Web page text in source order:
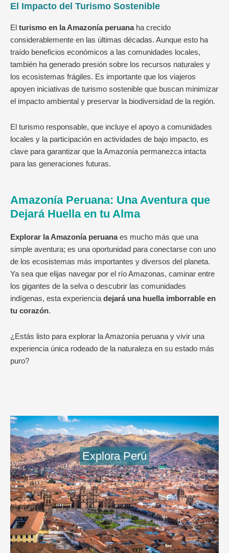
El Impacto del Turismo Sostenible
El turismo en la Amazonía peruanaha crecido
considerablemente en las últimas décadas. Aunque esto ha
traído beneficios económicos a las comunidades locales,
también ha generado presión sobre los recursos naturales y
los ecosistemas frágiles. Es importante que los viajeros
apoyen iniciativas de turismo sostenible que buscan minimizar
el impacto ambiental y preservar la biodiversidad de la región.
El turismo responsable, que incluye el apoyo a comunidades
locales y la participación en actividades de bajo impacto, es
clave para garantizar que la Amazonía permanezca intacta
para las generaciones futuras.
Amazonía Peruana: Una Aventura que
Dejará Huella en tu Alma
Explorar la Amazonía peruanaes mucho más que una
simple aventura; es una oportunidad para conectarse con uno
de los ecosistemas más importantes y diversos del planeta.
Ya sea que elijas navegar por el río Amazonas, caminar entre
los gigantes de la selva o descubrir las comunidades
indígenas, esta experienciadejará una huella imborrable en
tu corazón.
¿Estás listo para explorar la Amazonía peruana y vivir una
experiencia única rodeado de la naturaleza en su estado más
puro?
Explora Perú